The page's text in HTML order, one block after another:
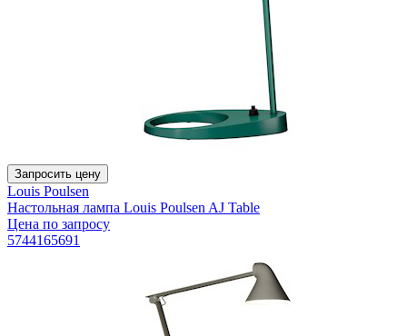
Запросить цену
Louis Poulsen
Настольная лампа Louis Poulsen AJ Table
Цена по запросу
5744165691